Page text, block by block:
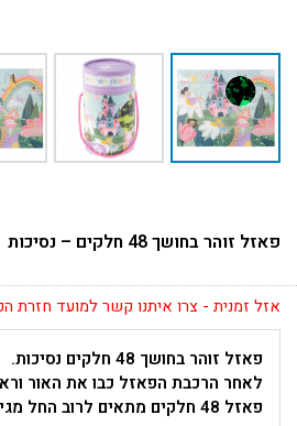
פאזל זוהר בחושך 48 חלקים – נסיכות
אזל זמנית - צרו איתנו קשר למועד חזרת
פאזל זוהר בחושך 48 חלקים נסיכות.
לאחר הרכבת הפאזל כבו את האור
פאזל 48 חלקים מתאים לרוב החל מגיל 3.